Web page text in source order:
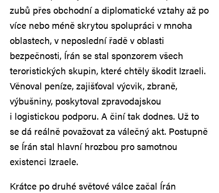
zubů přes obchodní a diplomatické vztahy až po
více nebo méně skrytou spolupráci v mnoha
oblastech, v neposlední řadě v oblasti
bezpečnosti, Írán se stal sponzorem všech
teroristických skupin, které chtěly škodit Izraeli.
Věnoval peníze, zajišťoval výcvik, zbraně,
výbušniny, poskytoval zpravodajskou
i logistickou podporu. A činí tak dodnes. Už to
se dá reálně považovat za válečný akt. Postupně
se Írán stal hlavní hrozbou pro samotnou
existenci Izraele.
Krátce po druhé světové válce začal Írán